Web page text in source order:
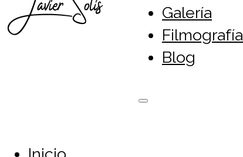
Galería
Filmografía
Blog